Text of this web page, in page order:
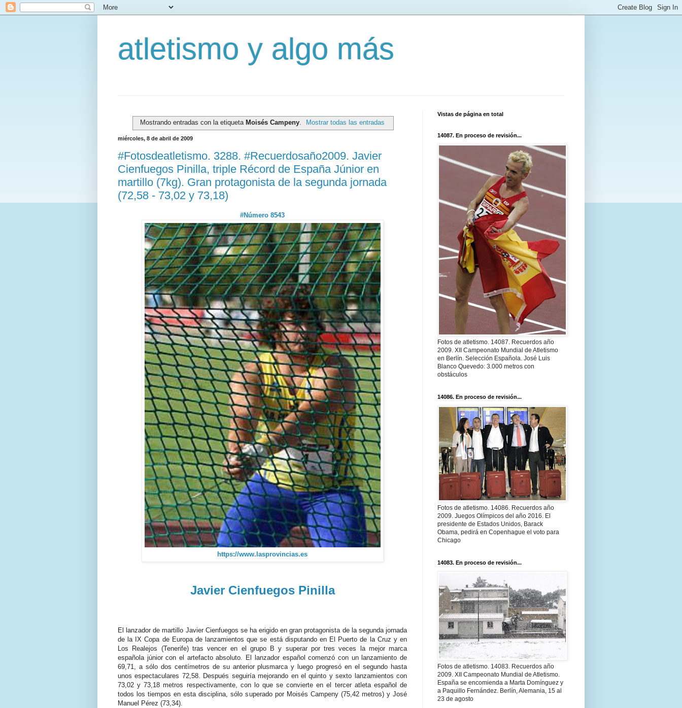
atletismo y algo más
Mostrando entradas con la etiqueta Moisés Campeny. Mostrar todas las entradas
miércoles, 8 de abril de 2009
#Fotosdeatletismo. 3288. #Recuerdosaño2009. Javier
Cienfuegos Pinilla, triple Récord de España Júnior en
martillo (7kg). Gran protagonista de la segunda jornada
(72,58 - 73,02 y 73,18)
#Número 8543
https://www.lasprovincias.es
Javier Cienfuegos Pinilla
El lanzador de martillo Javier Cienfuegos se ha erigido en gran protagonista de la segunda jornada
de la IX Copa de Europa de lanzamientos que se está disputando en El Puerto de la Cruz y en
Los Realejos (Tenerife) tras vencer en el grupo B y superar por tres veces la mejor marca
española júnior con el artefacto absoluto. El lanzador español comenzó con un lanzamiento de
69,71, a sólo dos centímetros de su anterior plusmarca y luego progresó en el segundo hasta
unos espectaculares 72,58. Después seguiría mejorando en el quinto y sexto lanzamientos con
73,02 y 73,18 metros respectivamente, con lo que se convierte en el tercer atleta español de
todos los tiempos en esta disciplina, sólo superado por Moisés Campeny (75,42 metros) y José
Manuel Pérez (73,34).
Vistas de página en total
14087. En proceso de revisión...
Fotos de atletismo. 14087. Recuerdos año
2009. XII Campeonato Mundial de Atletismo
en Berlín. Selección Española. José Luis
Blanco Quevedo: 3.000 metros con
obstáculos
14086. En proceso de revisión...
Fotos de atletismo. 14086. Recuerdos año
2009. Juegos Olímpicos del año 2016. El
presidente de Estados Unidos, Barack
Obama, pedirá en Copenhague el voto para
Chicago
14083. En proceso de revisión...
Fotos de atletismo. 14083. Recuerdos año
2009. XII Campeonato Mundial de Atletismo.
España se encomienda a Marta Domínguez y
a Paquillo Fernández. Berlín, Alemania, 15 al
23 de agosto